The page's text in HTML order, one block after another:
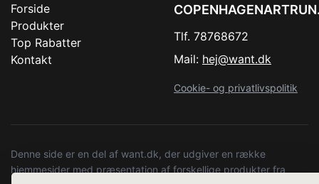
Forside
Produkter
Top Rabatter
Kontakt
Tlf. 78768672
Mail: hej@want.dk
Cookie- og privatlivspolitik
Denne side er en del af want.dk, der udgiver en række
hjemmesider med præsentation af forskellige produkter fra